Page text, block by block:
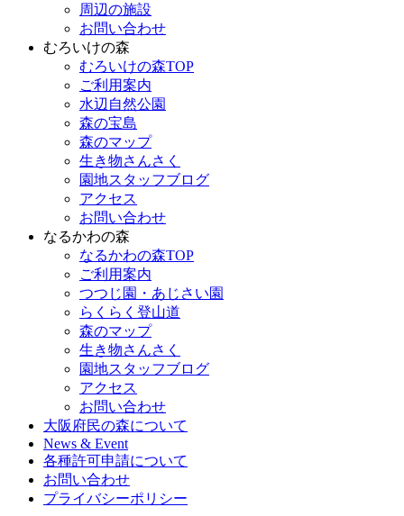
周辺の施設
お問い合わせ
むろいけの森
むろいけの森TOP
ご利用案内
水辺自然公園
森の宝島
森のマップ
生き物さんさく
園地スタッフブログ
アクセス
お問い合わせ
なるかわの森
なるかわの森TOP
ご利用案内
つつじ園・あじさい園
らくらく登山道
森のマップ
生き物さんさく
園地スタッフブログ
アクセス
お問い合わせ
大阪府民の森について
News & Event
各種許可申請について
お問い合わせ
プライバシーポリシー